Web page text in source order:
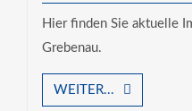
Hier finden Sie aktuelle
Grebenau.
WEITER...